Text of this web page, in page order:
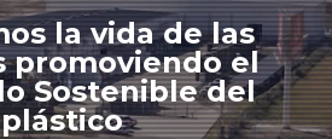
la vida de las
promoviendo el
Sostenible del
plástico